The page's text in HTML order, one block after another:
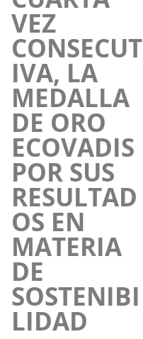
VEZ
CONSECUT
IVA, LA
MEDALLA
DE ORO
ECOVADIS
POR SUS
RESULTAD
OS EN
MATERIA
DE
SOSTENIBI
LIDAD